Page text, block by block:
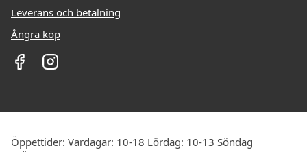
Leverans och betalning
Ångra köp
Öppettider: Vardagar: 10-18 Lördag: 10-13 Söndag